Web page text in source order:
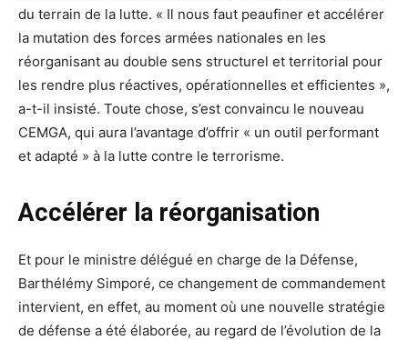
du terrain de la lutte. « Il nous faut peaufiner et accélérer
la mutation des forces armées nationales en les
réorganisant au double sens structurel et territorial pour
les rendre plus réactives, opérationnelles et efficientes »,
a-t-il insisté. Toute chose, s’est convaincu le nouveau
CEMGA, qui aura l’avantage d’offrir « un outil performant
et adapté » à la lutte contre le terrorisme.
Accélérer la réorganisation
Et pour le ministre délégué en charge de la Défense,
Barthélémy Simporé, ce changement de commandement
intervient, en effet, au moment où une nouvelle stratégie
de défense a été élaborée, au regard de l’évolution de la